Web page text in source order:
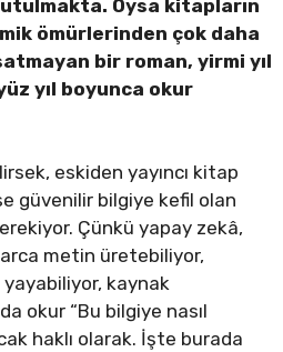
Oysa kitapların
ömürlerinden çok daha
bir roman, yirmi yıl
yıl boyunca okur
eskiden yayıncı kitap
güvenilir bilgiye kefil olan
Çünkü yapay zekâ,
metin üretebiliyor,
kaynak
okur “Bu bilgiye nasıl
haklı olarak. İşte burada